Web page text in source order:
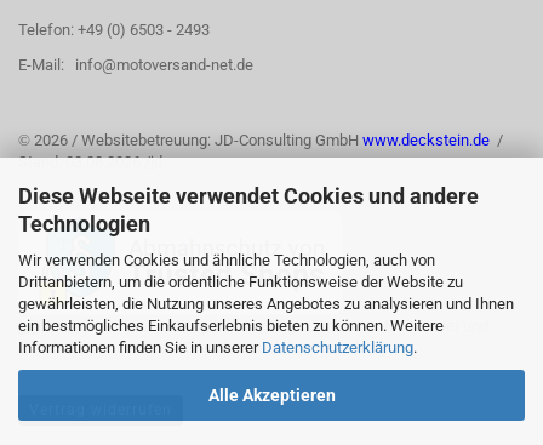
Diese Webseite verwendet Cookies und andere
Technologien
Wir verwenden Cookies und ähnliche Technologien, auch von
Drittanbietern, um die ordentliche Funktionsweise der Website zu
gewährleisten, die Nutzung unseres Angebotes zu analysieren und Ihnen
ein bestmögliches Einkaufserlebnis bieten zu können. Weitere
Informationen finden Sie in unserer Datenschutzerklärung.
Alle Akzeptieren
Telefon: +49 (0) 6503 - 2493
E-Mail: info@motoversand-net.de
© 2026 / Websitebetreuung: JD-Consulting GmbH www.deckstein.de /
Stand: 03.08.2026 /jd